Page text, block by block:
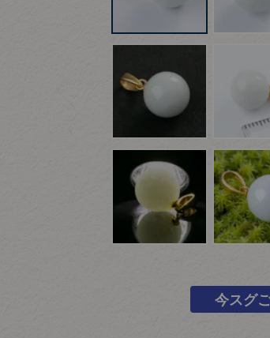
今スグ